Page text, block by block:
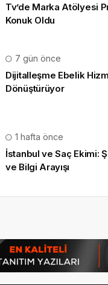
Tv’de Marka Atölyesi
Konuk Oldu
7 gün önce
Dijitalleşme Ebelik
Dönüştürüyor
1 hafta önce
İstanbul ve Saç Ekimi:
ve Bilgi Arayışı